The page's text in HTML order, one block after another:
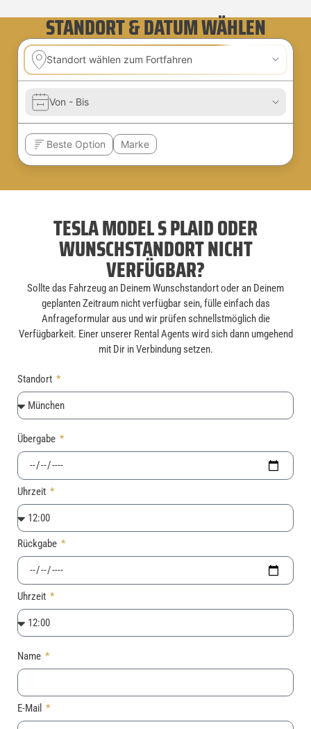
STANDORT & DATUM WÄHLEN
TESLA MODEL S PLAID ODER
WUNSCHSTANDORT NICHT
VERFÜGBAR?
Sollte das Fahrzeug an Deinem Wunschstandort oder an Deinem
geplanten Zeitraum nicht verfügbar sein, fülle einfach das
Anfrageformular aus und wir prüfen schnellstmöglich die
Verfügbarkeit. Einer unserer Rental Agents wird sich dann umgehend
mit Dir in Verbindung setzen.
Standort
Übergabe
Uhrzeit
Rückgabe
Uhrzeit
Name
E-Mail